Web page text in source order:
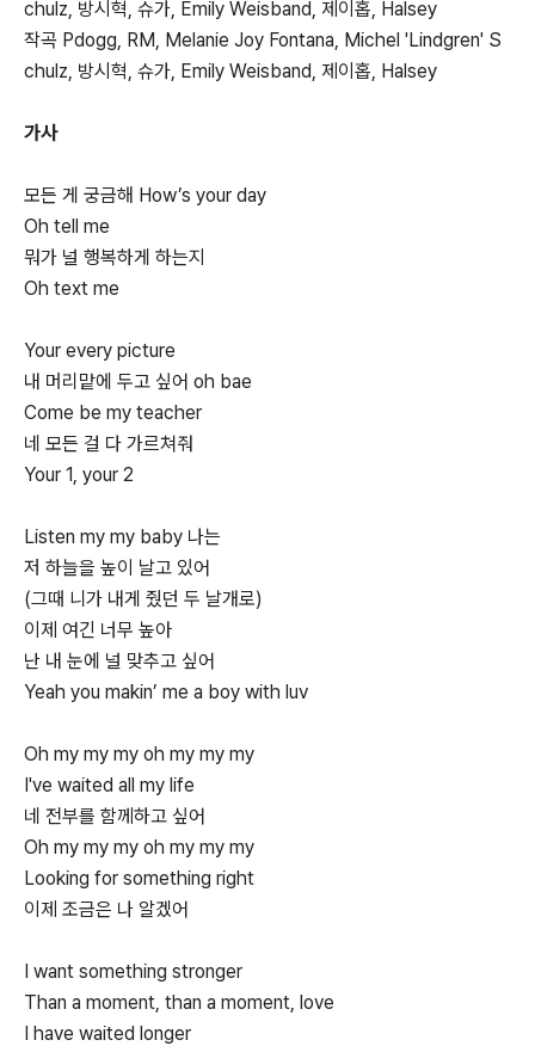
chulz, 방시혁, 슈가, Emily Weisband, 제이홉, Halsey
작곡 Pdogg, RM, Melanie Joy Fontana, Michel 'Lindgren' S
chulz, 방시혁, 슈가, Emily Weisband, 제이홉, Halsey
가사
모든 게 궁금해 How’s your day
Oh tell me
뭐가 널 행복하게 하는지
Oh text me
Your every picture
내 머리맡에 두고 싶어 oh bae
Come be my teacher
네 모든 걸 다 가르쳐줘
Your 1, your 2
Listen my my baby 나는
저 하늘을 높이 날고 있어
(그때 니가 내게 줬던 두 날개로)
이제 여긴 너무 높아
난 내 눈에 널 맞추고 싶어
Yeah you makin’ me a boy with luv
Oh my my my oh my my my
I've waited all my life
네 전부를 함께하고 싶어
Oh my my my oh my my my
Looking for something right
이제 조금은 나 알겠어
I want something stronger
Than a moment, than a moment, love
I have waited longer